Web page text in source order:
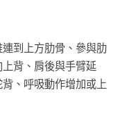
到上方肋骨、參與肋
背、肩後與手臂延
、呼吸動作增加或上